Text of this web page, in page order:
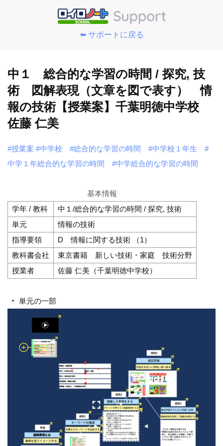
⬅️ サポートに戻る
中１ 総合的な学習の時間 / 探究, 技
術 図解表現（文章を図で表す） 情
報の技術【授業案】千葉明徳中学校
佐藤 仁美
#授業案 #中学校 #総合的な学習の時間 #中学校１年生
#
中学１年総合的な学習の時間
#中学総合的な学習の時間
基本情報
学年 / 教科
中１/総合的な学習の時間 / 探究, 技術
単元
情報の技術
指導要領
D 情報に関する技術 （1）
教科書会社
東京書籍 新しい技術・家庭 技術分野
授業者
佐藤 仁美（千葉明徳中学校）
単元の一部